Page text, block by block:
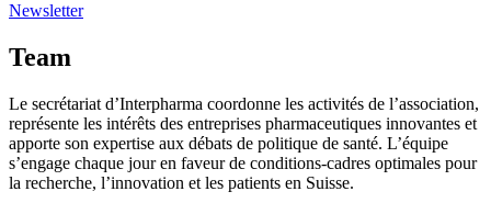
Newsletter
Team
Le secrétariat d’Interpharma coordonne les activités de l’association,
représente les intérêts des entreprises pharmaceutiques innovantes et
apporte son expertise aux débats de politique de santé. L’équipe
s’engage chaque jour en faveur de conditions-cadres optimales pour
la recherche, l’innovation et les patients en Suisse.